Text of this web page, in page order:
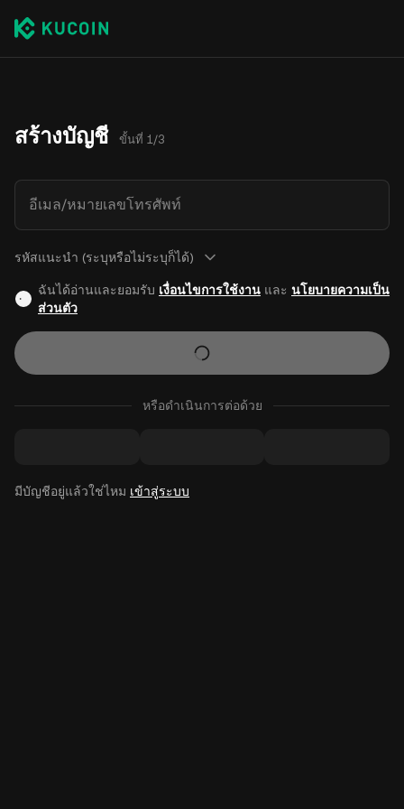
สร้างบัญชี ขั้นที่ 1/3
อีเมล/หมายเลขโทรศัพท์
รหัสแนะนำ (ระบุหรือไม่ระบุก็ได้)
ฉันได้อ่านและยอมรับ เงื่อนไขการใช้งานและ นโยบายความเป็น
ส่วนตัว
หรือดำเนินการต่อด้วย
มีบัญชีอยู่แล้วใช่ไหม เข้าสู่ระบบ